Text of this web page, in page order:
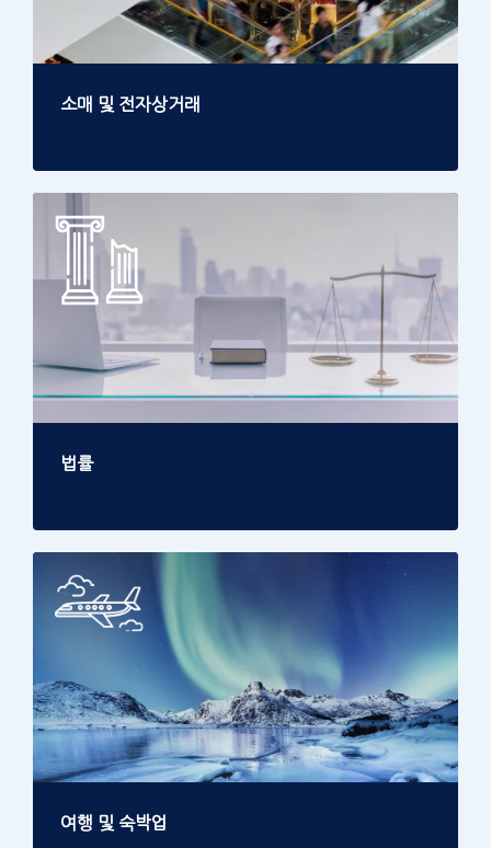
소매 및 전자상거래
법률
여행 및 숙박업